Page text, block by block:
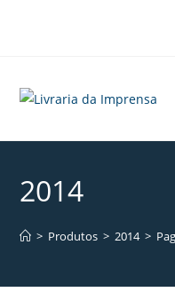
2014
> Produtos > 2014 >